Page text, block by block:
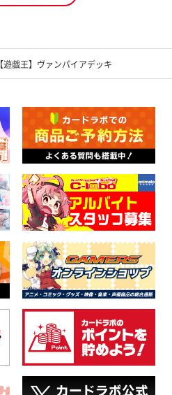
【遊戯王】ヴァンパイアデッキ